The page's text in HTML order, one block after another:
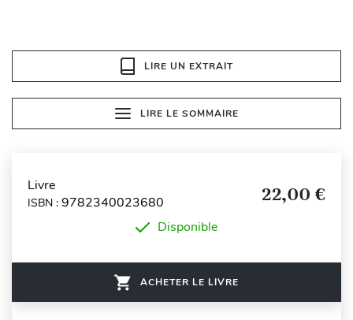
LIRE UN EXTRAIT
LIRE LE SOMMAIRE
Livre
ISBN : 9782340023680 22,00 €
Disponible
ACHETER LE LIVRE